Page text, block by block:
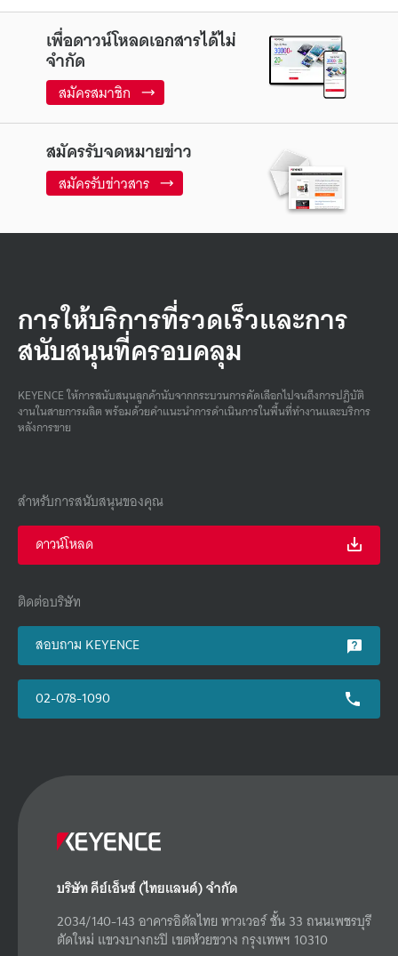
เพื่อดาวน์โหลดเอกสารได้ไม่
จำกัด
สมัครสมาชิก
สมัครรับจดหมายข่าว
สมัครรับข่าวสาร
การให้บริการที่รวดเร็วและการ
สนับสนุนที่ครอบคลุม
KEYENCE ให้การสนับสนุนลูกค้านับจากกระบวนการคัดเลือกไปจนถึงการปฏิบัติ
งานในสายการผลิต พร้อมด้วยคําแนะนําการดําเนินการในพื้นที่ทํางานและบริการ
หลังการขาย
สำหรับการสนับสนุนของคุณ
ดาวน์โหลด
ติดต่อบริษัท
สอบถาม KEYENCE
02-078-1090
บริษัท คีย์เอ็นซ์ (ไทยแลนด์) จำกัด
2034/140-143 อาคารอิตัลไทย ทาวเวอร์ ชั้น 33 ถนนเพชรบุรี
ตัดใหม่ แขวงบางกะปิ เขตห้วยขวาง กรุงเทพฯ 10310